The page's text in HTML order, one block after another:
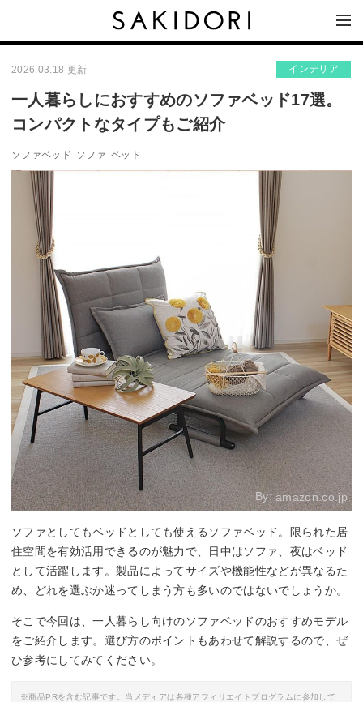
2026.03.18 更新 インテリア
一人暮らしにおすすめのソファベッド17選。
コンパクトなタイプもご紹介
ソファベッド ソファ ベッド
By:amazon.co.jp
ソファとしてもベッドとしても使えるソファベッド。限られた居
住空間を有効活用できるのが魅力で、日中はソファ、夜はベッド
として活躍します。製品によってサイズや機能性などが異なるた
め、どれを選ぶか迷ってしまう方も多いのではないでしょうか。
そこで今回は、一人暮らし向けのソファベッドのおすすめモデル
をご紹介します。選び方のポイントもあわせて解説するので、ぜ
ひ参考にしてみてください。
※商品PRを含む記事です。当メディアは各種アフィリエイトプログラムに参加して